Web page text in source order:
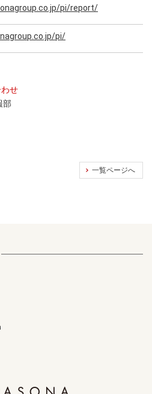
pi/report/
pi/
せ
部
一覧ページへ